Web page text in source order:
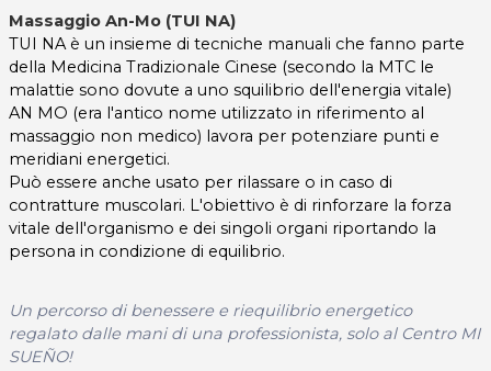
Massaggio An-Mo (TUI NA)
TUI NA è un insieme di tecniche manuali che fanno parte
della Medicina Tradizionale Cinese (secondo la MTC le
malattie sono dovute a uno squilibrio dell'energia vitale)
AN MO (era l'antico nome utilizzato in riferimento al
massaggio non medico) lavora per potenziare punti e
meridiani energetici.
Può essere anche usato per rilassare o in caso di
contratture muscolari. L'obiettivo è di rinforzare la forza
vitale dell'organismo e dei singoli organi riportando la
persona in condizione di equilibrio.
Un percorso di benessere e riequilibrio energetico
regalato dalle mani di una professionista, solo al Centro MI
SUEÑO!